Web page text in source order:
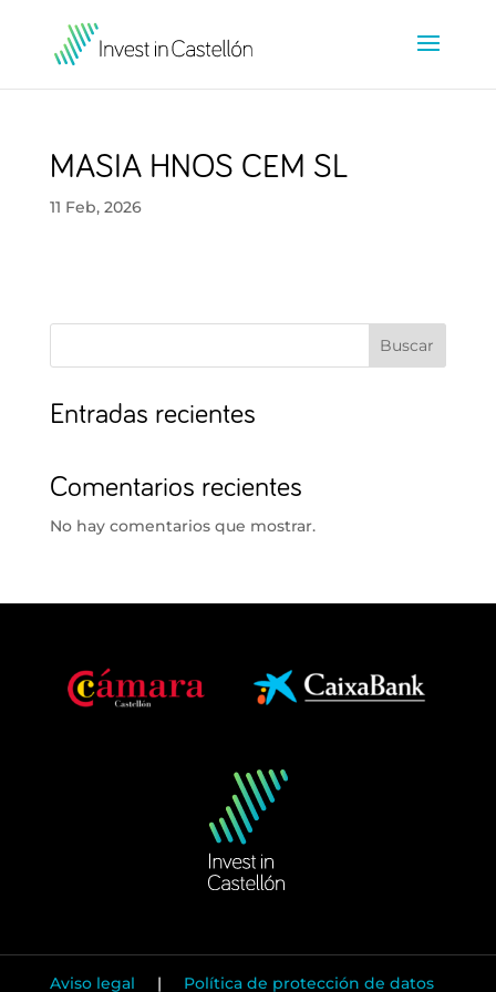
MASIA HNOS CEM SL
11 Feb, 2026
Buscar
Entradas recientes
Comentarios recientes
No hay comentarios que mostrar.
Aviso legal | Política de protección de datos